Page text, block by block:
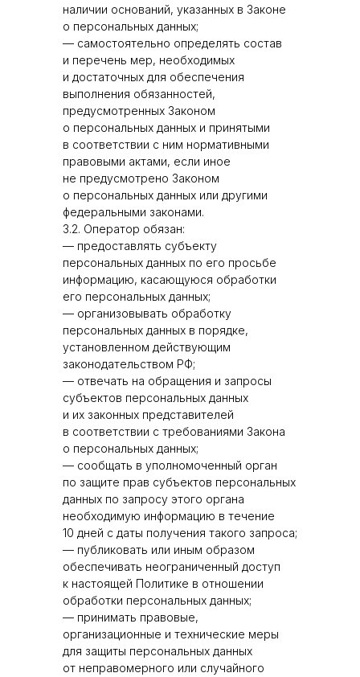
наличии оснований, указанных в Законе
о персональных данных;
— самостоятельно определять состав
и перечень мер, необходимых
и достаточных для обеспечения
выполнения обязанностей,
предусмотренных Законом
о персональных данных и принятыми
в соответствии с ним нормативными
правовыми актами, если иное
не предусмотрено Законом
о персональных данных или другими
федеральными законами.
3.2. Оператор обязан:
— предоставлять субъекту
персональных данных по его просьбе
информацию, касающуюся обработки
его персональных данных;
— организовывать обработку
персональных данных в порядке,
установленном действующим
законодательством РФ;
— отвечать на обращения и запросы
субъектов персональных данных
и их законных представителей
в соответствии с требованиями Закона
о персональных данных;
— сообщать в уполномоченный орган
по защите прав субъектов персональных
данных по запросу этого органа
необходимую информацию в течение
10 дней с даты получения такого запроса;
— публиковать или иным образом
обеспечивать неограниченный доступ
к настоящей Политике в отношении
обработки персональных данных;
— принимать правовые,
организационные и технические меры
для защиты персональных данных
от неправомерного или случайного